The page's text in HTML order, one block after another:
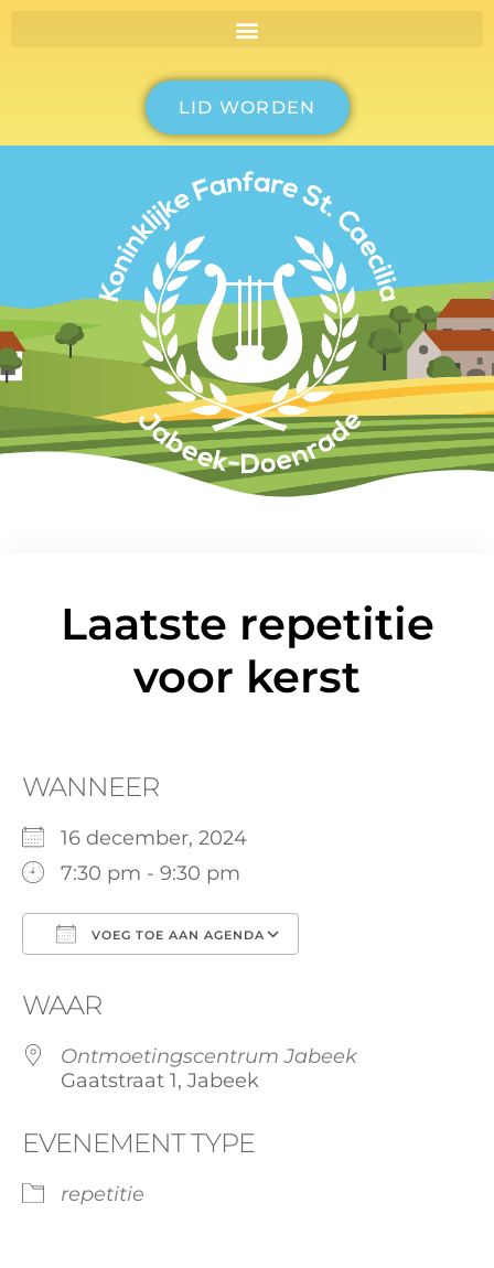
LID WORDEN
Laatste repetitie
voor kerst
WANNEER
16 december, 2024
7:30 pm - 9:30 pm
VOEG TOE AAN AGENDA
WAAR
Ontmoetingscentrum Jabeek
Gaatstraat 1, Jabeek
EVENEMENT TYPE
repetitie